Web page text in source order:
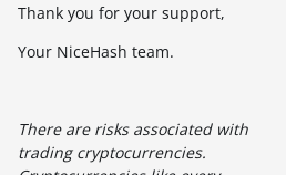
Thank you for your support,
Your NiceHash team.
There are risks associated with
trading cryptocurrencies.